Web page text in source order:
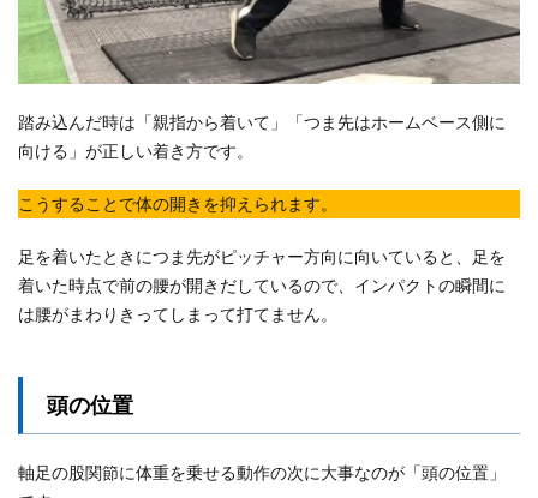
踏み込んだ時は「親指から着いて」「つま先はホームベース側に
向ける」が正しい着き方です。
こうすることで体の開きを抑えられます。
足を着いたときにつま先がピッチャー方向に向いていると、足を
着いた時点で前の腰が開きだしているので、インパクトの瞬間に
は腰がまわりきってしまって打てません。
頭の位置
軸足の股関節に体重を乗せる動作の次に大事なのが「頭の位置」